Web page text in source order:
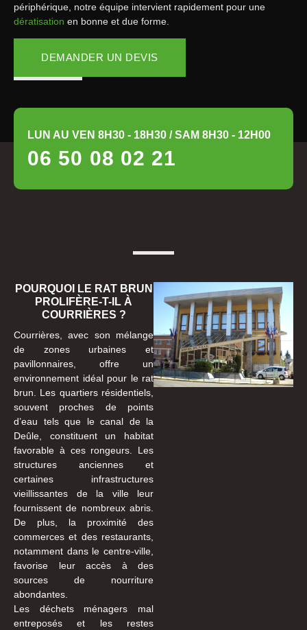
périphérique, notre équipe intervient rapidement pour une
dératisation en bonne et due forme.
DEMANDER UN DEVIS
LUN AU VEN 8H30 - 18H30 / SAM 8H30 - 12H00
06 50 08 02 21
POURQUOI LE RAT BRUN
PROLIFÈRE-T-IL À
COURRIÈRES ?
Courrières, avec son mélange
de zones urbaines et
pavillonnaires, offre un
environnement idéal pour le rat
brun. Les quartiers résidentiels,
souvent proches de points
d’eau tels que le canal de la
Deûle, constituent un habitat
favorable à ces rongeurs. Les
structures anciennes et
certaines infrastructures
vieillissantes de la ville leur
fournissent de nombreux abris.
De plus, la proximité des
commerces et des restaurants,
notamment dans le centre-ville,
favorise leur accès à des
sources de nourriture
abondantes.
Les déchets ménagers mal
entreposés et les restes